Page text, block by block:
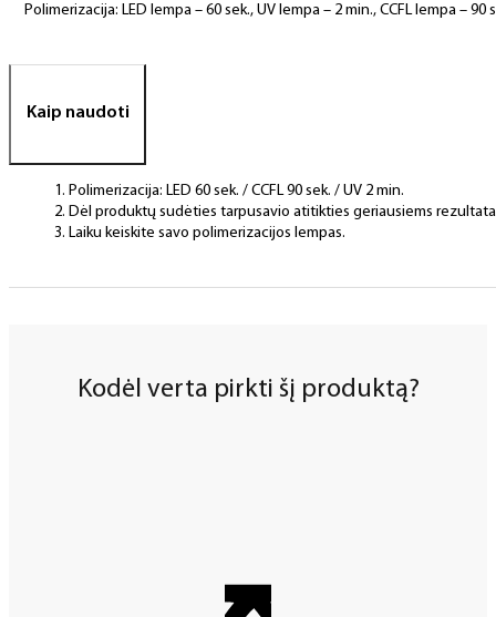
Polimerizacija: LED lempa – 60 sek., UV lempa – 2 min., CCFL lempa – 90
Kaip naudoti
Polimerizacija: LED 60 sek. / CCFL 90 sek. / UV 2 min.
Dėl produktų sudėties tarpusavio atitikties geriausiems
Laiku keiskite savo polimerizacijos lempas.
Kodėl verta pirkti šį produktą?